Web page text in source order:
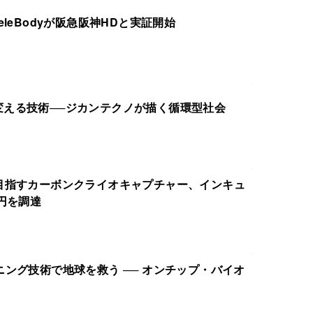
が阪急阪神HDと実証開始
る技術──ジカンテクノが描く循環型社会
すカーボンクライオキャプチャー、インキュ
を調達
グ技術で地球を救う ── オンチップ・バイオ